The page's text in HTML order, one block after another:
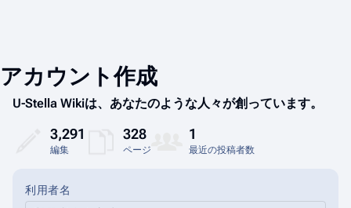
アカウント作成
利用者名
U-Stella Wikiは、あなたのような人々が創っています。
3,291
編集
328
ページ
1
最近の投稿者数